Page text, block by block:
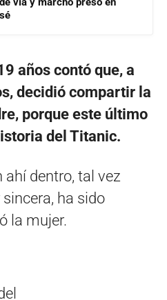
años contó que, a
decidió compartir la
porque este último
del Titanic.
ahí dentro, tal vez
ha sido
la mujer.